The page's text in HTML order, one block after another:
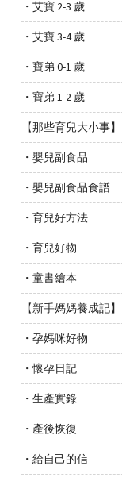
・艾寶 2-3 歲
・艾寶 3-4 歲
・寶弟 0-1 歲
・寶弟 1-2 歲
【那些育兒大小事】
・嬰兒副食品
・嬰兒副食品食譜
・育兒好方法
・育兒好物
・童書繪本
【新手媽媽養成記】
・孕媽咪好物
・懷孕日記
・生產實錄
・產後恢復
・給自己的信